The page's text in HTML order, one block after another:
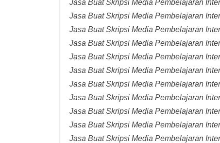
Jasa Buat Skripsi Media Pembelajaran
Jasa Buat Skripsi Media Pembelajaran
Jasa Buat Skripsi Media Pembelajaran
Jasa Buat Skripsi Media Pembelajaran
Jasa Buat Skripsi Media Pembelajaran
Jasa Buat Skripsi Media Pembelajaran
Jasa Buat Skripsi Media Pembelajaran
Jasa Buat Skripsi Media Pembelajaran
Jasa Buat Skripsi Media Pembelajaran
Jasa Buat Skripsi Media Pembelajaran
Jasa Buat Skripsi Media Pembelajaran